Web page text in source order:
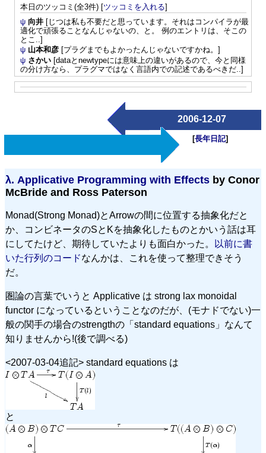
本日のツッコミ(全3件) [ツッコミを入れる]
ψ 向井[じつは私も不要だと思っています。それはコンパイラが最
適化で頑張ることなんじゃないの、と。 例のエントリは、そこの
とこ..]
ψ 山本和彦[プラグまでもよかったんじゃないですかね。]
ψ さかい[dataとnewtypeには意味上の違いがあるので、今と同様
の分け方なら、プラグマではなく言語内での記述であるべきだ..]
2006-12-07
[長年日記]
λ. Applicative Programming with Effects by Conor
McBride and Ross Paterson
Monad(Strong Monad)とArrowの間に位置する抽象化だと
か、コンビネータのSとKを抽象化したものとかいう話は耳
にしてたけど、期待していたよりも面白かった。
以前に書
いた行列のコードなんかは、これを使って整理できそう
だ。
圏論の言葉でいうと Applicative は strong lax monoidal
functor になっているということなのだが、(モナドでない)一
般の関手の場合のstrengthの「standard equations」なんて
知りませんから!(後で調べる)
<2007-03-04追記> standard equations は
と